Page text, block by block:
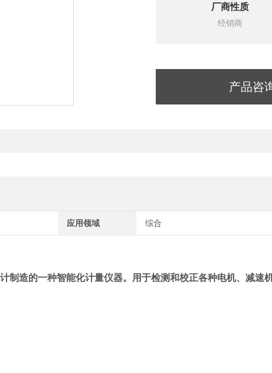
厂商性质
经销商
产品咨
应用领域 综合
制造的一种智能化计量仪器。用于检测和校正各种电机、减速